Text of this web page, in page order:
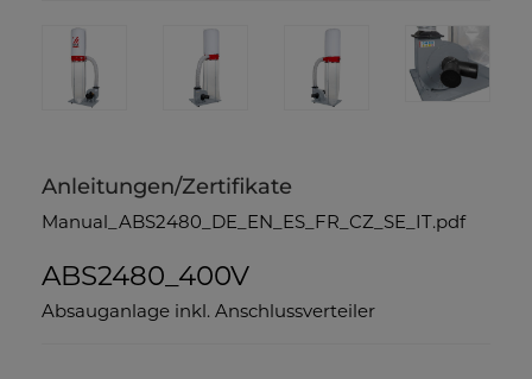
Anleitungen/Zertifikate
Manual_ABS2480_DE_EN_ES_FR_CZ_SE_IT.pdf
ABS2480_400V
Absauganlage inkl. Anschlussverteiler